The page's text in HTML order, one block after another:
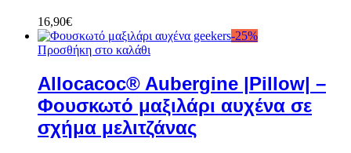
16,90€
-25%
Προσθήκη στο καλάθι
Allocacoc® Aubergine |Pillow| –
Φουσκωτό μαξιλάρι αυχένα σε
σχήμα μελιτζάνας